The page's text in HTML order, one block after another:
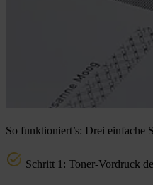
So funktioniert’s: Drei einfache
Schritt 1: Toner-Vordruck